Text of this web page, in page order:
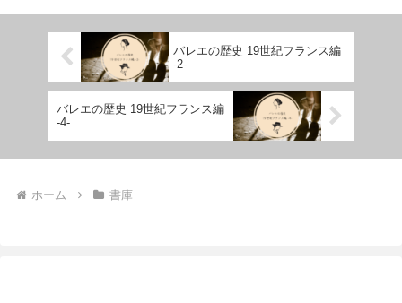
バレエの歴史 19世紀フランス編
-2-
バレエの歴史 19世紀フランス編
-4-
ホーム 書庫